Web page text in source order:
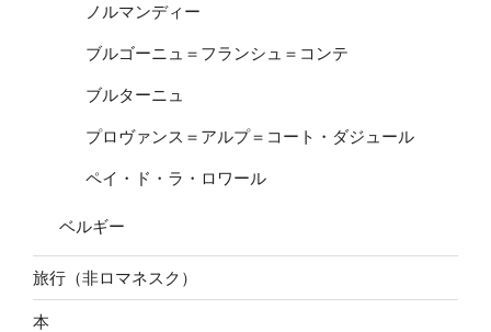
ノルマンディー
ブルゴーニュ＝フランシュ＝コンテ
ブルターニュ
プロヴァンス＝アルプ＝コート・ダジュール
ペイ・ド・ラ・ロワール
ベルギー
旅行（非ロマネスク）
本